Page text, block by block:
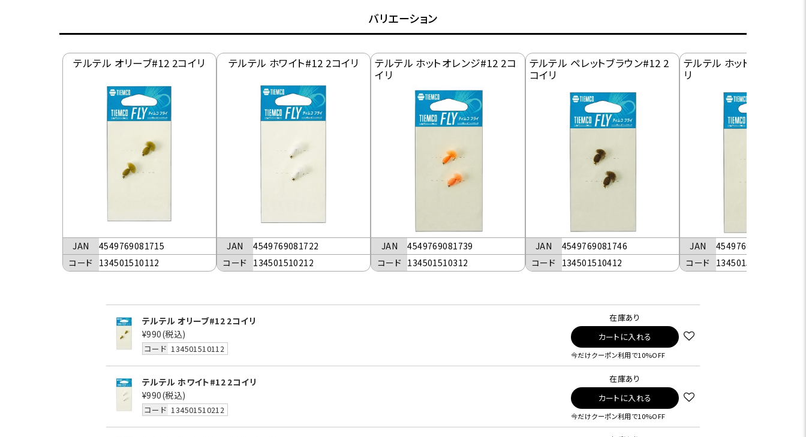
バリエーション
テルテル オリーブ#12 2コイリ
JAN
4549769081715
コード 134501510112
テルテル ホワイト#12 2コイリ
JAN
4549769081722
コード 134501510212
テルテル ホットオレンジ#12 2コ
イリ
JAN
4549769081739
コード 134501510312
テルテル ペレットブラウン#12 2
コイリ
JAN
4549769081746
コード 134501510412
テルテル ホットピンク#12
リ
JAN
4549769081753
コード 134501510512
テルテル オリーブ#12 2コイリ
¥990(税込)
コード 134501510112
在庫あり
カートに入れる
今だけクーポン利用で10%OFF
テルテル ホワイト#12 2コイリ
¥990(税込)
コード 134501510212
在庫あり
カートに入れる
今だけクーポン利用で10%OFF